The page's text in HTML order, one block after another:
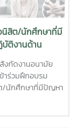
นิสิต/นักศึกษาที่มี
ติงานด้าน
ดงานอนามัย
าร่วมฝึกอบรม
ต/นักศึกษาที่มีปัญหา
1 กองพัฒนานิสิต